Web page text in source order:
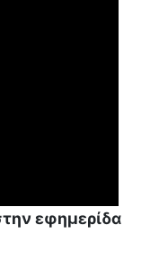
εφημερίδα